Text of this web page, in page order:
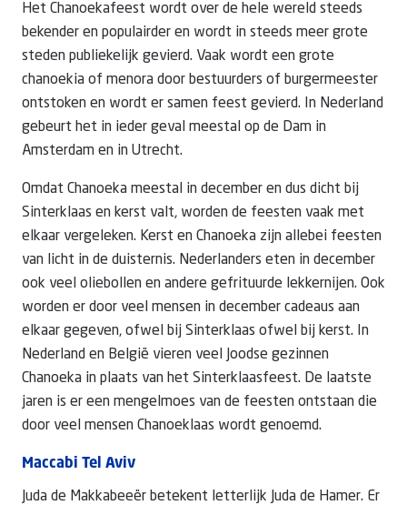
Het Chanoekafeest wordt over de hele wereld steeds
bekender en populairder en wordt in steeds meer grote
steden publiekelijk gevierd. Vaak wordt een grote
chanoekia of menora door bestuurders of burgermeester
ontstoken en wordt er samen feest gevierd. In Nederland
gebeurt het in ieder geval meestal op de Dam in
Amsterdam en in Utrecht.
Omdat Chanoeka meestal in december en dus dicht bij
Sinterklaas en kerst valt, worden de feesten vaak met
elkaar vergeleken. Kerst en Chanoeka zijn allebei feesten
van licht in de duisternis. Nederlanders eten in december
ook veel oliebollen en andere gefrituurde lekkernijen. Ook
worden er door veel mensen in december cadeaus aan
elkaar gegeven, ofwel bij Sinterklaas ofwel bij kerst. In
Nederland en België vieren veel Joodse gezinnen
Chanoeka in plaats van het Sinterklaasfeest. De laatste
jaren is er een mengelmoes van de feesten ontstaan die
door veel mensen Chanoeklaas wordt genoemd.
Maccabi Tel Aviv
Juda de Makkabeeër betekent letterlijk Juda de Hamer. Er